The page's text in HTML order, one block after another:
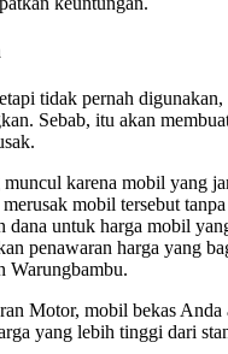
tidak pernah digunakan,
Sebab, itu akan
karena mobil yang
mobil tersebut tanpa
dana untuk harga mobil
penawaran harga yang
Warungbambu.
Motor, mobil bekas Anda
yang lebih tinggi dari